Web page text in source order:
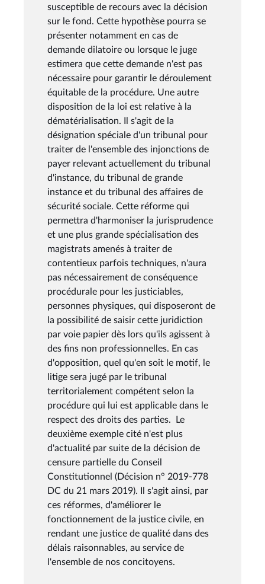
susceptible de recours avec la décision
sur le fond. Cette hypothèse pourra se
présenter notamment en cas de
demande dilatoire ou lorsque le juge
estimera que cette demande n'est pas
nécessaire pour garantir le déroulement
équitable de la procédure. Une autre
disposition de la loi est relative à la
dématérialisation. Il s'agit de la
désignation spéciale d'un tribunal pour
traiter de l'ensemble des injonctions de
payer relevant actuellement du tribunal
d'instance, du tribunal de grande
instance et du tribunal des affaires de
sécurité sociale. Cette réforme qui
permettra d'harmoniser la jurisprudence
et une plus grande spécialisation des
magistrats amenés à traiter de
contentieux parfois techniques, n'aura
pas nécessairement de conséquence
procédurale pour les justiciables,
personnes physiques, qui disposeront de
la possibilité de saisir cette juridiction
par voie papier dès lors qu'ils agissent à
des fins non professionnelles. En cas
d'opposition, quel qu'en soit le motif, le
litige sera jugé par le tribunal
territorialement compétent selon la
procédure qui lui est applicable dans le
respect des droits des parties. Le
deuxième exemple cité n'est plus
d'actualité par suite de la décision de
censure partielle du Conseil
Constitutionnel (Décision n° 2019-778
DC du 21 mars 2019). Il s'agit ainsi, par
ces réformes, d'améliorer le
fonctionnement de la justice civile, en
rendant une justice de qualité dans des
délais raisonnables, au service de
l'ensemble de nos concitoyens.